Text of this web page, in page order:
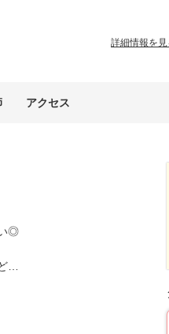
詳細情報を見
アクセス
◎
…